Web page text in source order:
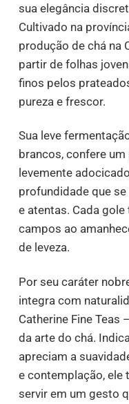
sua elegância
Cultivado na
produção de chá na
partir de folhas
finos pelos
pureza e frescor.
Sua leve
brancos, confere
levemente
profundidade que
e atentas. Cada
campos ao
de leveza.
Por seu caráter
integra com
Catherine Fine Teas
da arte do chá.
apreciam a
e contemplação,
servir em um gesto